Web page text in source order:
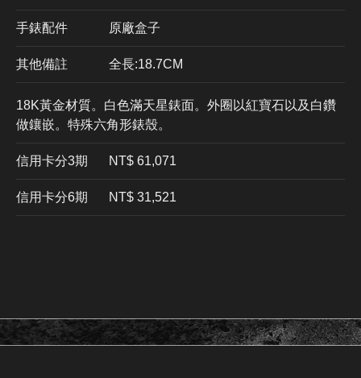
手錶配件 原廠盒子
其他備註 全長:18.7CM
18K黃金材質。白色滿天星錶面。外圈以紅寶石以及白鑽
做鑲嵌。特殊六角形錶殼。
信用卡分3期 ​NT$ 61,071
信用卡分6期 NT$ 31,521